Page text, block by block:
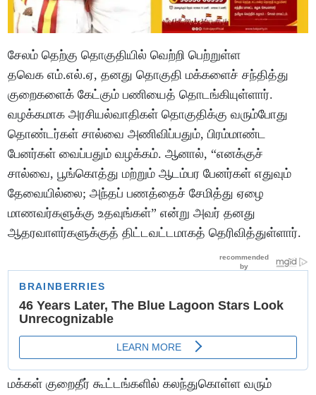
சேலம் தெற்கு தொகுதியில் வெற்றி பெற்றுள்ள
தவெக எம்.எல்.ஏ, தனது தொகுதி மக்களைச் சந்தித்து
குறைகளைக் கேட்கும் பணியைத் தொடங்கியுள்ளார்.
வழக்கமாக அரசியல்வாதிகள் தொகுதிக்கு வரும்போது
தொண்டர்கள் சால்வை அணிவிப்பதும், பிரம்மாண்ட
பேனர்கள் வைப்பதும் வழக்கம். ஆனால், “எனக்குச்
சால்வை, பூங்கொத்து மற்றும் ஆடம்பர பேனர்கள் எதுவும்
தேவையில்லை; அந்தப் பணத்தைச் சேமித்து ஏழை
மாணவர்களுக்கு உதவுங்கள்” என்று அவர் தனது
ஆதரவாளர்களுக்குத் திட்டவட்டமாகத் தெரிவித்துள்ளார்.
மக்கள் குறைதீர் கூட்டங்களில் கலந்துகொள்ள வரும்